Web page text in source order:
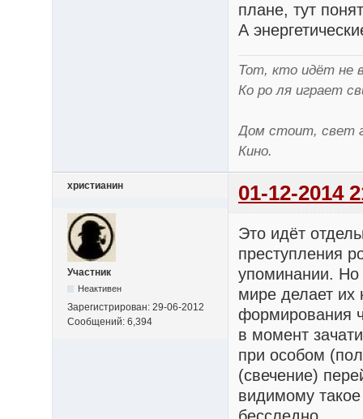
плане, тут
А
Тот, кто идёт не
Ко ро ля играет
Дом стоит, свет
Кино.
христианин 01-12-2014
Участник
Неактивен
Зарегистрирован: 29-06-2012
Сообщений: 6,394
Это идёт
преступления
упоминании.
мире делает их
формирования
в момент
при особом
(свечение)
видимому